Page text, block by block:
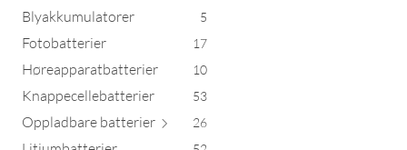
Blyakkumulatorer 5
Fotobatterier 17
Høreapparatbatterier 10
Knappecellebatterier 53
Oppladbare batterier 26